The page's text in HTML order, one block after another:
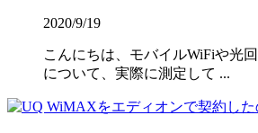
2020/9/19
こんにちは、モバイルWiFiや光
について、実際に測定して ...